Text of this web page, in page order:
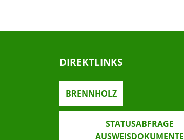
DIREKTLINKS
BRENNHOLZ
STATUSABFRAGE
AUSWEISDOKUMENTE